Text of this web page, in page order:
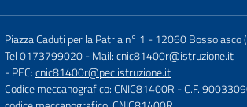
Piazza Caduti per la Patria n° 1 -12060 Bossolasco
Tel 0173799020- Mail:cnic81400r@istruzione.it
- PEC:cnic81400r@pec.istruzione.it
Codice meccanografico: CNIC81400R - C.F.